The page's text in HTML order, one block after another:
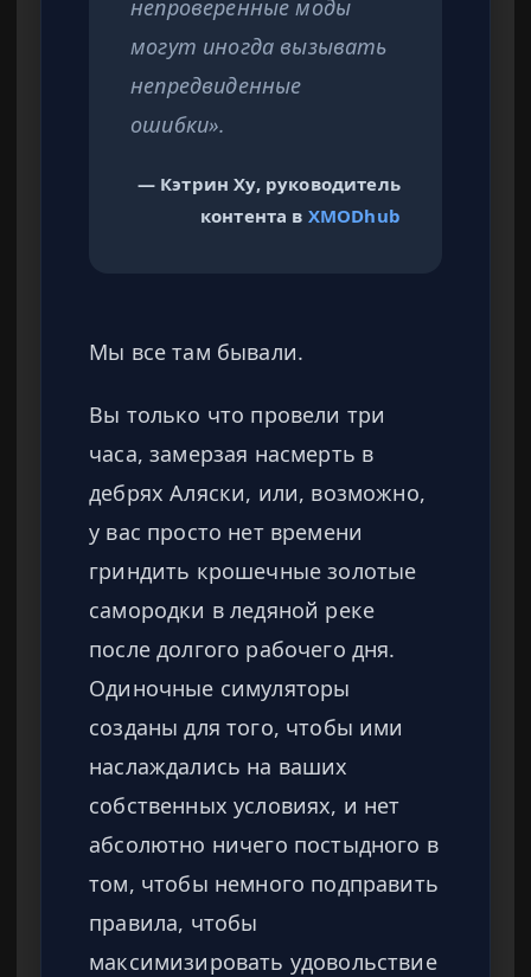
непроверенные моды
могут иногда вызывать
непредвиденные
ошибки».
— Кэтрин Ху, руководитель
контента в XMODhub
Мы все там бывали.
Вы только что провели три
часа, замерзая насмерть в
дебрях Аляски, или, возможно,
у вас просто нет времени
гриндить крошечные золотые
самородки в ледяной реке
после долгого рабочего дня.
Одиночные симуляторы
созданы для того, чтобы ими
наслаждались на ваших
собственных условиях, и нет
абсолютно ничего постыдного в
том, чтобы немного подправить
правила, чтобы
максимизировать удовольствие